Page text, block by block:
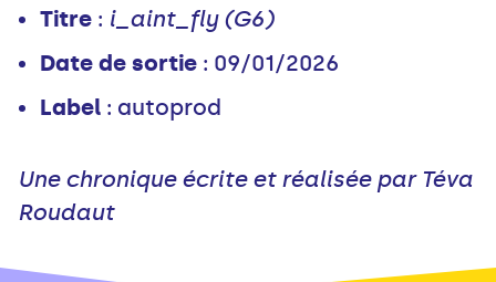
Titre : i_aint_fly (G6)
Date de sortie : 09/01/2026
Label : autoprod
Une chronique écrite et réalisée par Téva
Roudaut